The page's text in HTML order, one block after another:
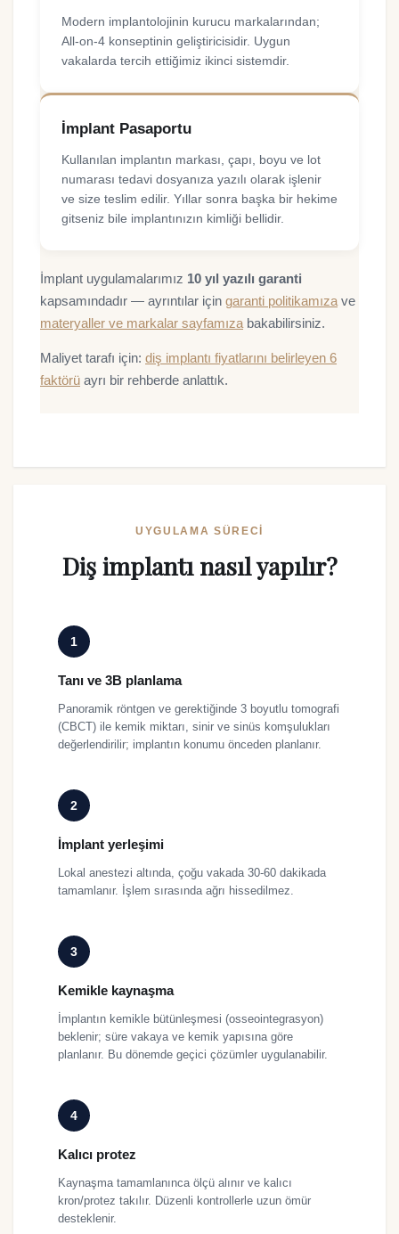
Modern implantolojinin kurucu markalarından;
All-on-4 konseptinin geliştiricisidir. Uygun
vakalarda tercih ettiğimiz ikinci sistemdir.
İmplant Pasaportu
Kullanılan implantın markası, çapı, boyu ve lot
numarası tedavi dosyanıza yazılı olarak işlenir
ve size teslim edilir. Yıllar sonra başka bir hekime
gitseniz bile implantınızın kimliği bellidir.
İmplant uygulamalarımız 10 yıl yazılı garanti
kapsamındadır — ayrıntılar için garanti politikamıza ve
materyaller ve markalar sayfamıza bakabilirsiniz.
Maliyet tarafı için: diş implantı fiyatlarını belirleyen 6
faktörü ayrı bir rehberde anlattık.
UYGULAMA SÜRECI
Diş implantı nasıl yapılır?
1
Tanı ve 3B planlama
Panoramik röntgen ve gerektiğinde 3 boyutlu tomografi
(CBCT) ile kemik miktarı, sinir ve sinüs komşulukları
değerlendirilir; implantın konumu önceden planlanır.
2
İmplant yerleşimi
Lokal anestezi altında, çoğu vakada 30-60 dakikada
tamamlanır. İşlem sırasında ağrı hissedilmez.
3
Kemikle kaynaşma
İmplantın kemikle bütünleşmesi (osseointegrasyon)
beklenir; süre vakaya ve kemik yapısına göre
planlanır. Bu dönemde geçici çözümler uygulanabilir.
4
Kalıcı protez
Kaynaşma tamamlanınca ölçü alınır ve kalıcı
kron/protez takılır. Düzenli kontrollerle uzun ömür
desteklenir.